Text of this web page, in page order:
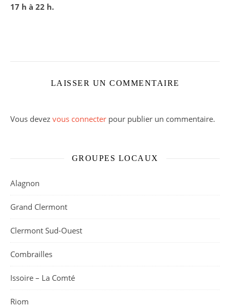
17 h à 22 h.
LAISSER UN COMMENTAIRE
Vous devez vous connecter pour publier un commentaire.
GROUPES LOCAUX
Alagnon
Grand Clermont
Clermont Sud-Ouest
Combrailles
Issoire – La Comté
Riom